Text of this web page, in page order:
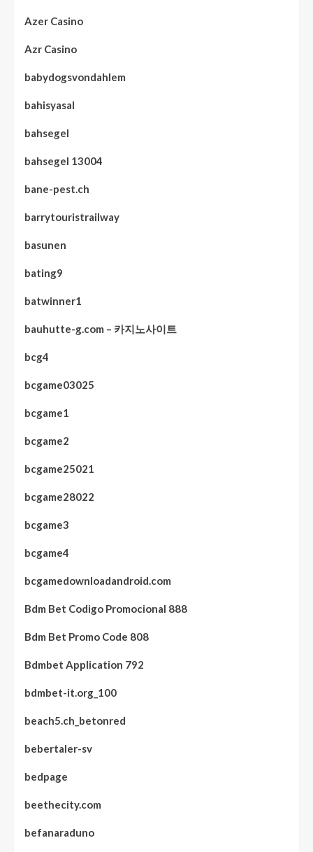
Azer Casino
Azr Casino
babydogsvondahlem
bahisyasal
bahsegel
bahsegel 13004
bane-pest.ch
barrytouristrailway
basunen
bating9
batwinner1
bauhutte-g.com – 카지노사이트
bcg4
bcgame03025
bcgame1
bcgame2
bcgame25021
bcgame28022
bcgame3
bcgame4
bcgamedownloadandroid.com
Bdm Bet Codigo Promocional 888
Bdm Bet Promo Code 808
Bdmbet Application 792
bdmbet-it.org_100
beach5.ch_betonred
bebertaler-sv
bedpage
beethecity.com
befanaraduno